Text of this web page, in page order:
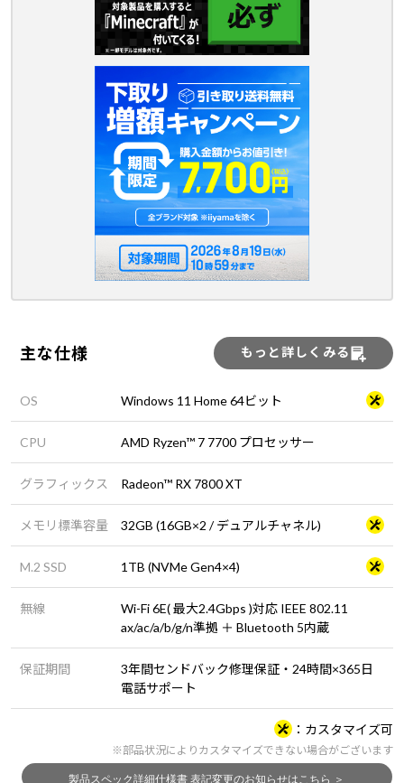
主な仕様 もっと詳しくみる
OS Windows 11 Home 64ビット
CPU AMD Ryzen™ 7 7700 プロセッサー
グラフィックス Radeon™ RX 7800 XT
メモリ標準容量 32GB (16GB×2 / デュアルチャネル)
M.2 SSD 1TB (NVMe Gen4×4)
無線
Wi-Fi 6E( 最大2.4Gbps )対応 IEEE 802.11
ax/ac/a/b/g/n準拠 ＋ Bluetooth 5内蔵
保証期間
3年間センドバック修理保証・24時間×365日
電話サポート
カスタマイズ可
※部品状況によりカスタマイズできない場合がございます